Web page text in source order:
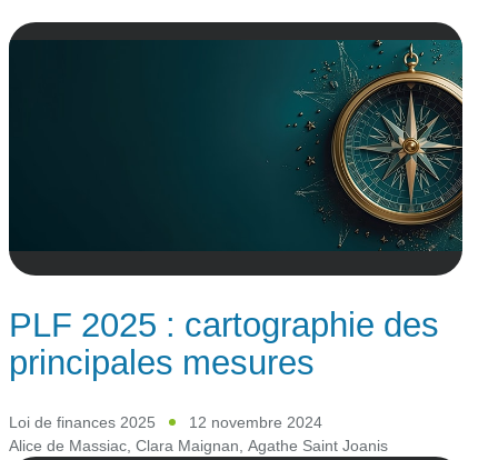
PLF 2025 : cartographie des
principales mesures
Loi de finances 2025
12 novembre 2024
Alice de Massiac Clara Maignan Agathe Saint Joanis